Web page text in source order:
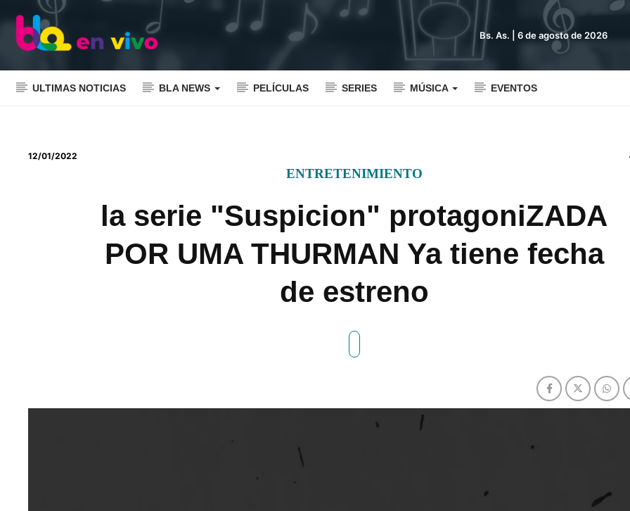
Bs. As. | 6 de agosto de 2026
ULTIMAS NOTICIAS BLA NEWS PELÍCULAS SERIES MÚSICA EVENTOS
12/01/2022
ENTRETENIMIENTO
la serie "Suspicion" protagoniZADA
POR UMA THURMAN Ya tiene fecha
de estreno